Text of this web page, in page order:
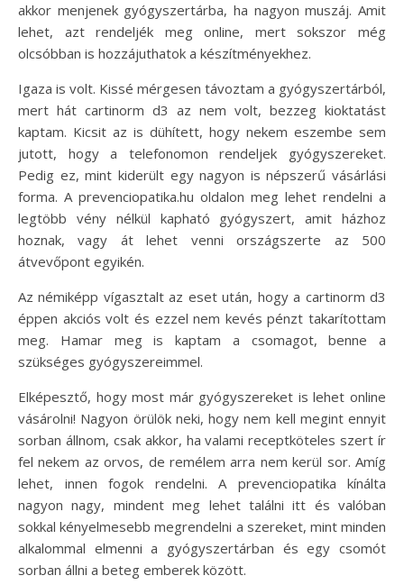
akkor menjenek gyógyszertárba, ha nagyon muszáj. Amit
lehet, azt rendeljék meg online, mert sokszor még
olcsóbban is hozzájuthatok a készítményekhez.
Igaza is volt. Kissé mérgesen távoztam a gyógyszertárból,
mert hát cartinorm d3 az nem volt, bezzeg kioktatást
kaptam. Kicsit az is dühített, hogy nekem eszembe sem
jutott, hogy a telefonomon rendeljek gyógyszereket.
Pedig ez, mint kiderült egy nagyon is népszerű vásárlási
forma. A prevenciopatika.hu oldalon meg lehet rendelni a
legtöbb vény nélkül kapható gyógyszert, amit házhoz
hoznak, vagy át lehet venni országszerte az 500
átvevőpont egyikén.
Az némiképp vígasztalt az eset után, hogy a cartinorm d3
éppen akciós volt és ezzel nem kevés pénzt takarítottam
meg. Hamar meg is kaptam a csomagot, benne a
szükséges gyógyszereimmel.
Elképesztő, hogy most már gyógyszereket is lehet online
vásárolni! Nagyon örülök neki, hogy nem kell megint ennyit
sorban állnom, csak akkor, ha valami receptköteles szert ír
fel nekem az orvos, de remélem arra nem kerül sor. Amíg
lehet, innen fogok rendelni. A prevenciopatika kínálta
nagyon nagy, mindent meg lehet találni itt és valóban
sokkal kényelmesebb megrendelni a szereket, mint minden
alkalommal elmenni a gyógyszertárban és egy csomót
sorban állni a beteg emberek között.